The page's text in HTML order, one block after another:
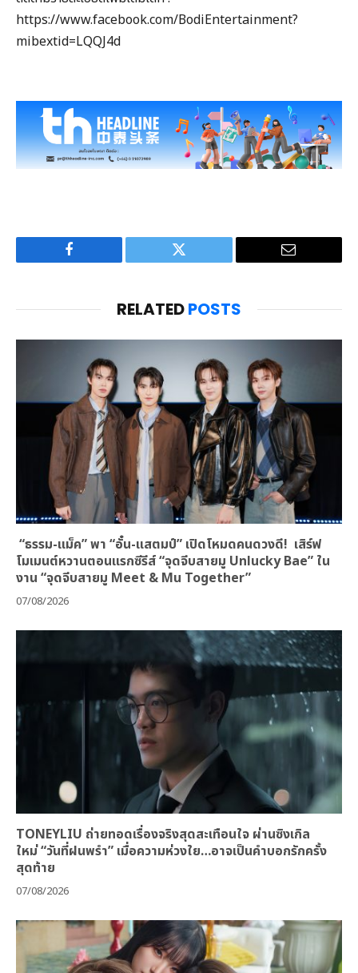
https://www.facebook.com/BodiEntertainment?
mibextid=LQQJ4d
Facebook Twitter Email
RELATEDPOSTS
“ธรรม-แม็ค” พา “อั๋น-แสตมป์” เปิดโหมดคนดวงดี! เสิร์ฟ
โมเมนต์หวานตอนแรกซีรีส์ “จุดจีบสายมู Unlucky Bae” ใน
งาน “จุดจีบสายมู Meet & Mu Together”
07/08/2026
TONEYLIU ถ่ายทอดเรื่องจริงสุดสะเทือนใจ ผ่านซิงเกิล
ใหม่ “วันที่ฝนพรำ” เมื่อความห่วงใย…อาจเป็นคำบอกรักครั้ง
สุดท้าย
07/08/2026